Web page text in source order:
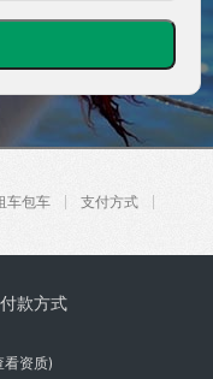
车包车
支付方式
付款方式
看资质)